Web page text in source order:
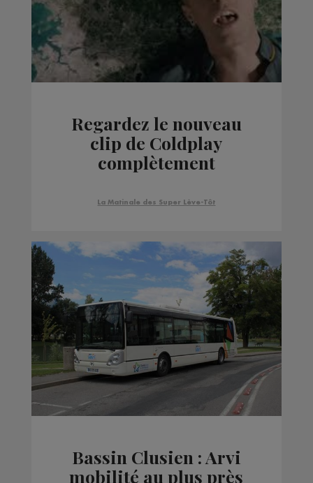
Regardez le nouveau
clip de Coldplay
complètement
La Matinale des Super Lève-Tôt
Bassin Clusien : Arvi
mobilité au plus près